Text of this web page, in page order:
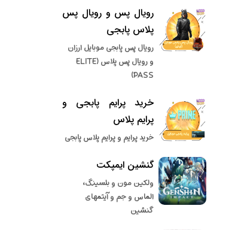
رویال پس و رویال پس
پلاس پابجی
رویال پس پابجی موبایل ارزان
و رویال پس پلاس (ELITE
PASS)
خرید پرایم پابجی و
پرایم پلاس
خرید پرایم و پرایم پلاس پابجی
گنشین ایمپکت
ولکین مون و بلسینگ،
الماس و جم و آیتمهای
گنشین